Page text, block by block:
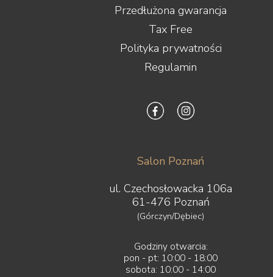
Przedłużona gwarancja
Tax Free
Polityka prywatności
Regulamin
Salon Poznań
ul. Czechosłowacka 106a
61-476 Poznań
(Górczyn/Dębiec)
Godziny otwarcia:
pon - pt: 10:00 - 18:00
sobota: 10:00 - 14:00